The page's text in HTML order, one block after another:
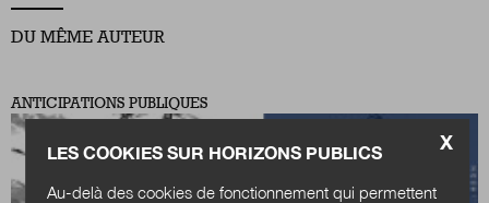
Nous suivre
DU MÊME AUTEUR
ANTICIPATIONS PUBLIQUES
X
LES COOKIES SUR HORIZONS PUBLICS
Au-delà des cookies de fonctionnement qui permettent